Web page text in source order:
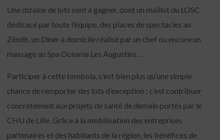
Une dizaine de lots sont à gagner, dont un maillot du LOSC
dédicacé par toute l’équipe, des places de spectacles au
Zénith, un Dîner à domicile réalisé par un chef ou encore un
massage au Spa Oceania Les Augustins…
Participer à cette tombola, c’est bien plus qu’une simple
chance de remporter des lots d’exception : c’est contribuer
concrètement aux projets de santé de demain portés par le
CHU de Lille. Grâce à la mobilisation des entreprises
partenaires et des habitants de la région, les bénéfices de